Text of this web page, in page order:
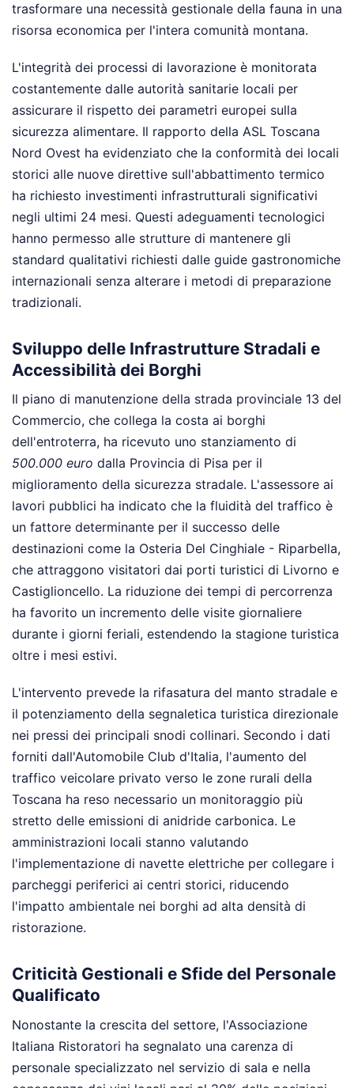
trasformare una necessità gestionale della fauna in una
risorsa economica per l'intera comunità montana.
L'integrità dei processi di lavorazione è monitorata
costantemente dalle autorità sanitarie locali per
assicurare il rispetto dei parametri europei sulla
sicurezza alimentare. Il rapporto della ASL Toscana
Nord Ovest ha evidenziato che la conformità dei locali
storici alle nuove direttive sull'abbattimento termico
ha richiesto investimenti infrastrutturali significativi
negli ultimi 24 mesi. Questi adeguamenti tecnologici
hanno permesso alle strutture di mantenere gli
standard qualitativi richiesti dalle guide gastronomiche
internazionali senza alterare i metodi di preparazione
tradizionali.
Sviluppo delle Infrastrutture Stradali e
Accessibilità dei Borghi
Il piano di manutenzione della strada provinciale 13 del
Commercio, che collega la costa ai borghi
dell'entroterra, ha ricevuto uno stanziamento di
500.000 euro dalla Provincia di Pisa per il
miglioramento della sicurezza stradale. L'assessore ai
lavori pubblici ha indicato che la fluidità del traffico è
un fattore determinante per il successo delle
destinazioni come la Osteria Del Cinghiale - Riparbella,
che attraggono visitatori dai porti turistici di Livorno e
Castiglioncello. La riduzione dei tempi di percorrenza
ha favorito un incremento delle visite giornaliere
durante i giorni feriali, estendendo la stagione turistica
oltre i mesi estivi.
L'intervento prevede la rifasatura del manto stradale e
il potenziamento della segnaletica turistica direzionale
nei pressi dei principali snodi collinari. Secondo i dati
forniti dall'Automobile Club d'Italia, l'aumento del
traffico veicolare privato verso le zone rurali della
Toscana ha reso necessario un monitoraggio più
stretto delle emissioni di anidride carbonica. Le
amministrazioni locali stanno valutando
l'implementazione di navette elettriche per collegare i
parcheggi periferici ai centri storici, riducendo
l'impatto ambientale nei borghi ad alta densità di
ristorazione.
Criticità Gestionali e Sfide del Personale
Qualificato
Nonostante la crescita del settore, l'Associazione
Italiana Ristoratori ha segnalato una carenza di
personale specializzato nel servizio di sala e nella